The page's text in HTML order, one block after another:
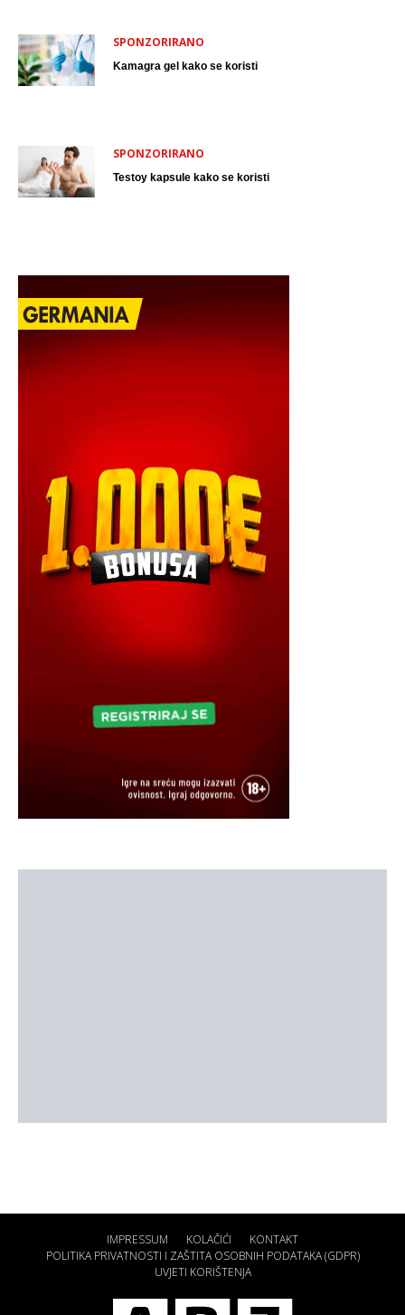
SPONZORIRANO
Kamagra gel kako se koristi
SPONZORIRANO
Testoy kapsule kako se koristi
IMPRESSUM KOLAČIĆI
KONTAKT
POLITIKA PRIVATNOSTI I ZAŠTITA OSOBNIH PODATAKA (GDPR)
UVJETI KORIŠTENJA